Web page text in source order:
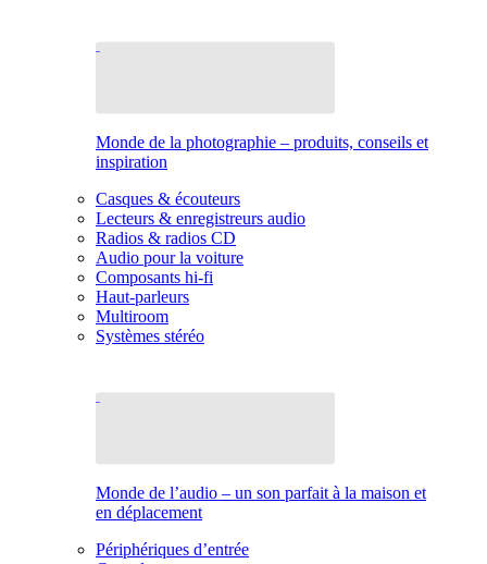
Monde de la photographie – produits, conseils et
inspiration
Casques & écouteurs
Lecteurs & enregistreurs audio
Radios & radios CD
Audio pour la voiture
Composants hi-fi
Haut-parleurs
Multiroom
Systèmes stéréo
Monde de l’audio – un son parfait à la maison et
en déplacement
Périphériques d’entrée